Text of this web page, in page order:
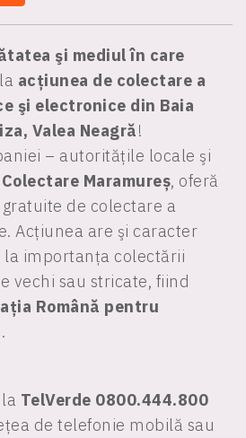
şi mediul în care
acțiunea de colectare a
şi electronice din Baia
Valea Neagră!
– autoritățile locale şi
Maramureș, oferă
de colectare a
Acțiunea are şi caracter
importanța colectării
vechi sau stricate, fiind
Română pentru
.
TelVerde 0800.444.800
de telefonie mobilă sau